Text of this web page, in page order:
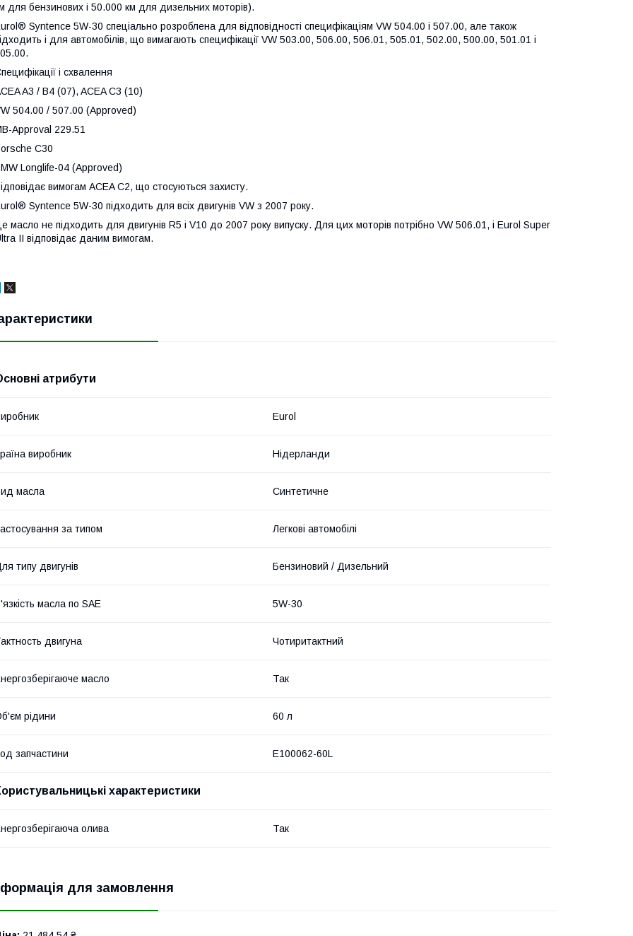
для бензинових і 50.000 км для дизельних моторів).
Syntence 5W-30 спеціально розроблена для відповідності специфікаціям VW 504.00 і 507.00, але також
і для автомобілів, що вимагають специфікації VW 503.00, 506.00, 506.01, 505.01, 502.00, 500.00, 501.01 і
і схвалення
A3 / B4 (07), ACEA C3 (10)
504.00 / 507.00 (Approved)
Approval 229.51
C30
Longlife-04 (Approved)
вимогам ACEA C2, що стосуються захисту.
Syntence 5W-30 підходить для всіх двигунів VW з 2007 року.
масло не підходить для двигунів R5 і V10 до 2007 року випуску. Для цих моторів потрібно VW 506.01, і Eurol Super
II відповідає даним вимогам.
атрибути
Eurol
виробник Нідерланди
масла Синтетичне
за типом Легкові автомобілі
типу двигунів Бензиновий / Дизельний
масла по SAE 5W-30
двигуна Чотиритактний
масло Так
рідини 60 л
запчастини E100062-60L
характеристики
олива Так
для замовлення